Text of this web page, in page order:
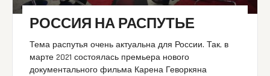
РОССИЯ НА РАСПУТЬЕ
Тема распутья очень актуальна для России. Так, в
марте 2021 состоялась премьера нового
документального фильма Карена Геворкяна